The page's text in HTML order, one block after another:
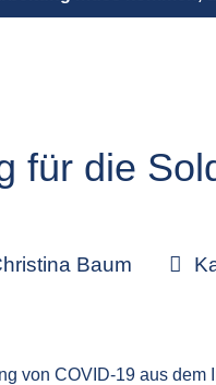
für die
Baum
von COVID-19 aus